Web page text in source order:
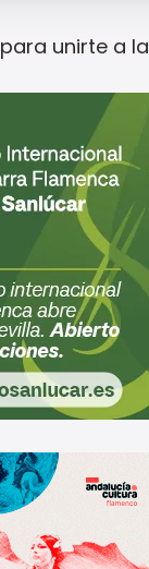
para unirte a la